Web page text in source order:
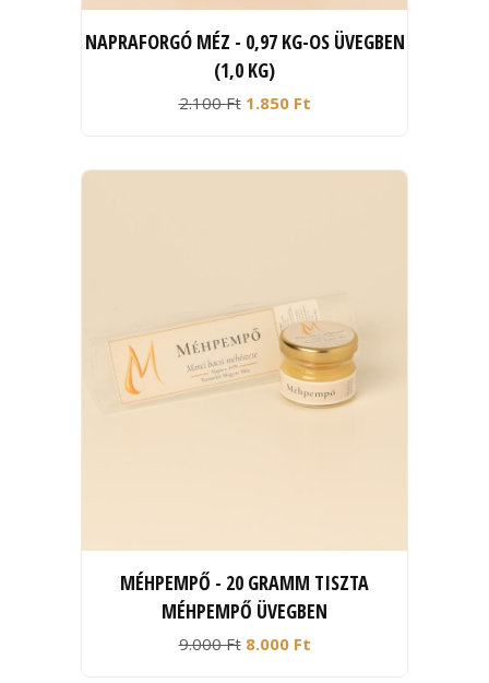
NAPRAFORGÓ MÉZ - 0,97 KG-OS ÜVEGBEN
(1,0 KG)
2.100 Ft 1.850 Ft
MÉHPEMPŐ - 20 GRAMM TISZTA
MÉHPEMPŐ ÜVEGBEN
9.000 Ft 8.000 Ft